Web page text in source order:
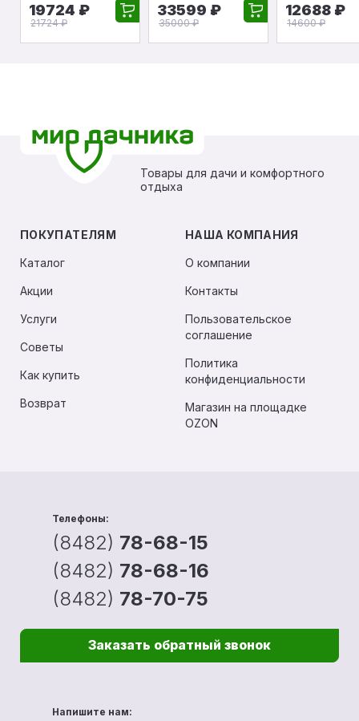
19724 ₽
21724 ₽
33599 ₽
35000 ₽
12688 ₽
14600 ₽
Товары для дачи и комфортного
отдыха
ПОКУПАТЕЛЯМ
Каталог
Акции
Услуги
Советы
Как купить
Возврат
НАША КОМПАНИЯ
О компании
Контакты
Пользовательское
соглашение
Политика
конфиденциальности
Магазин на площадке
OZON
Телефоны:
(8482) 78-68-15
(8482) 78-68-16
(8482) 78-70-75
Заказать обратный звонок
Напишите нам: